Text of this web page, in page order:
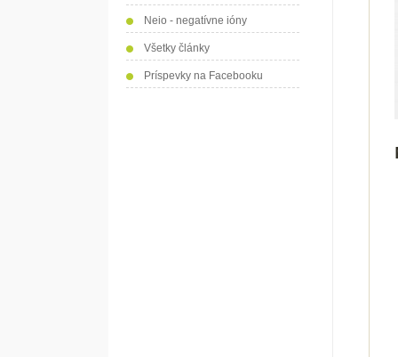
Neio - negatívne ióny
Všetky články
Príspevky na Facebooku